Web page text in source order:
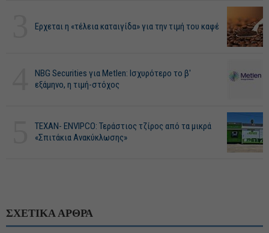
Ερχεται η «τέλεια καταιγίδα» για την τιμή του καφέ
NBG Securities για Metlen: Ισχυρότερο το β'
εξάμηνο, η τιμή-στόχος
ΤΕΧΑΝ- ENVIPCO: Τεράστιος τζίρος από τα μικρά
«Σπιτάκια Ανακύκλωσης»
ΣΧΕΤΙΚΑ ΑΡΘΡΑ